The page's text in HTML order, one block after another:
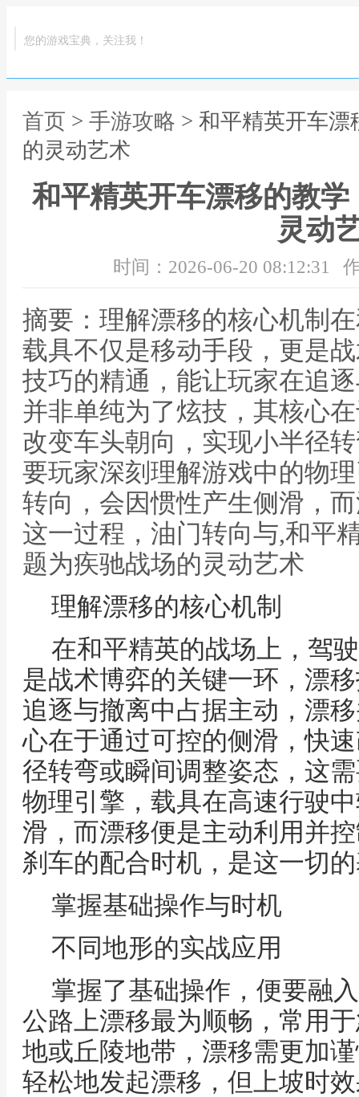
您的游戏宝典，关注我！
首页 > 手游攻略 > 和平精英开车
的灵动艺术
和平精英开车漂移的教
灵动
时间：2026-06-20 08:12:31
摘要：理解漂移的核心机制
载具不仅是移动手段，更是
技巧的精通，能让玩家在追
并非单纯为了炫技，其核心
改变车头朝向，实现小半径
要玩家深刻理解游戏中的物
转向，会因惯性产生侧滑，
这一过程，油门转向与,和平
题为疾驰战场的灵动艺术
理解漂移的核心机制
在和平精英的战场上，驾
是战术博弈的关键一环，漂
追逐与撤离中占据主动，漂
心在于通过可控的侧滑，快
径转弯或瞬间调整姿态，这
物理引擎，载具在高速行驶
滑，而漂移便是主动利用并
刹车的配合时机，是这一切
掌握基础操作与时机
不同地形的实战应用
掌握了基础操作，便要融
公路上漂移最为顺畅，常用
地或丘陵地带，漂移需更加
轻松地发起漂移，但上坡时